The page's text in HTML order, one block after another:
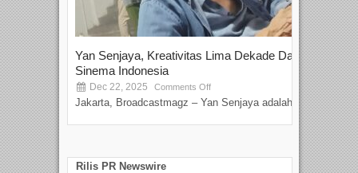
Yan Senjaya, Kreativitas Lima Dekade Dalam
Sinema Indonesia
Dec 22, 2025 Comments Off
Jakarta, Broadcastmagz – Yan Senjaya adalah...
Rilis PR Newswire